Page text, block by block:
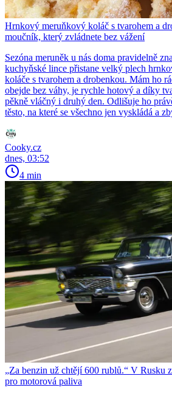
Hrnkový meruňkový koláč s tvarohem a
moučník, který zvládnete bez vážení
Sezóna meruněk u nás doma pravidelně
kuchyňské lince přistane velký plech
koláče s tvarohem a drobenkou. Mám ho
obejde bez váhy, je rychle hotový a díky
pěkně vláčný i druhý den. Odlišuje ho
těsto, na které se všechno jen vyskládá a
Cooky.cz
dnes, 03:52
4 min
„Za benzin už chtějí 600 rublů.“ V Rusku
pro motorová paliva